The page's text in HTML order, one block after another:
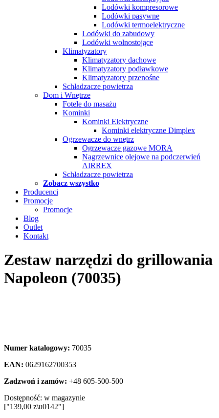
Lodówki kompresorowe
Lodówki pasywne
Lodówki termoelektryczne
Lodówki do zabudowy
Lodówki wolnostojące
Klimatyzatory
Klimatyzatory dachowe
Klimatyzatory podławkowe
Klimatyzatory przenośne
Schładzacze powietrza
Dom i Wnętrze
Fotele do masażu
Kominki
Kominki Elektryczne
Kominki elektryczne Dimplex
Ogrzewacze do wnętrz
Ogrzewacze gazowe MORA
Nagrzewnice olejowe na podczerwień
AIRREX
Schładzacze powietrza
Zobacz wszystko
Producenci
Promocje
Promocje
Blog
Outlet
Kontakt
Zestaw narzędzi do grillowania
Napoleon (70035)
Numer katalogowy: 70035
EAN: 0629162700353
Zadzwoń i zamów: +48 605-500-500
Dostępność: w magazynie
["139,00 z\u0142"]